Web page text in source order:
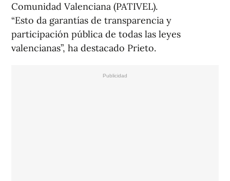
Comunidad Valenciana (PATIVEL).
“Esto da garantías de transparencia y
participación pública de todas las leyes
valencianas”, ha destacado Prieto.